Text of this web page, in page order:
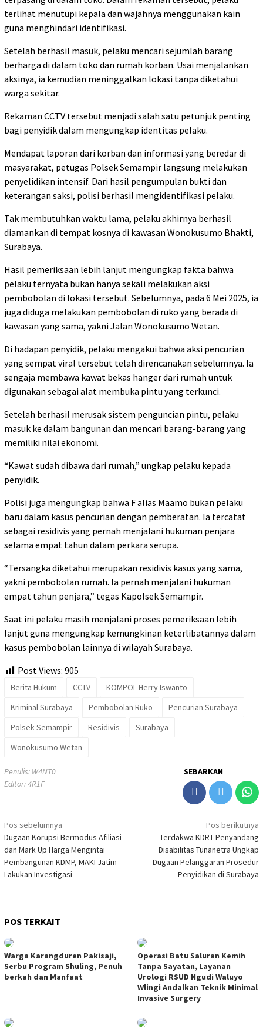
terlihat menutupi kepala dan wajahnya menggunakan kain
guna menghindari identifikasi.
Setelah berhasil masuk, pelaku mencari sejumlah barang
berharga di dalam toko dan rumah korban. Usai menjalankan
aksinya, ia kemudian meninggalkan lokasi tanpa diketahui
warga sekitar.
Rekaman CCTV tersebut menjadi salah satu petunjuk penting
bagi penyidik dalam mengungkap identitas pelaku.
Mendapat laporan dari korban dan informasi yang beredar di
masyarakat, petugas Polsek Semampir langsung melakukan
penyelidikan intensif. Dari hasil pengumpulan bukti dan
keterangan saksi, polisi berhasil mengidentifikasi pelaku.
Tak membutuhkan waktu lama, pelaku akhirnya berhasil
diamankan di tempat kosnya di kawasan Wonokusumo Bhakti,
Surabaya.
Hasil pemeriksaan lebih lanjut mengungkap fakta bahwa
pelaku ternyata bukan hanya sekali melakukan aksi
pembobolan di lokasi tersebut. Sebelumnya, pada 6 Mei 2025, ia
juga diduga melakukan pembobolan di ruko yang berada di
kawasan yang sama, yakni Jalan Wonokusumo Wetan.
Di hadapan penyidik, pelaku mengakui bahwa aksi pencurian
yang sempat viral tersebut telah direncanakan sebelumnya. Ia
sengaja membawa kawat bekas hanger dari rumah untuk
digunakan sebagai alat membuka pintu yang terkunci.
Setelah berhasil merusak sistem penguncian pintu, pelaku
masuk ke dalam bangunan dan mencari barang-barang yang
memiliki nilai ekonomi.
“Kawat sudah dibawa dari rumah,” ungkap pelaku kepada
penyidik.
Polisi juga mengungkap bahwa F alias Maamo bukan pelaku
baru dalam kasus pencurian dengan pemberatan. Ia tercatat
sebagai residivis yang pernah menjalani hukuman penjara
selama empat tahun dalam perkara serupa.
“Tersangka diketahui merupakan residivis kasus yang sama,
yakni pembobolan rumah. Ia pernah menjalani hukuman
empat tahun penjara,” tegas Kapolsek Semampir.
Saat ini pelaku masih menjalani proses pemeriksaan lebih
lanjut guna mengungkap kemungkinan keterlibatannya dalam
kasus pembobolan lainnya di wilayah Surabaya.
Post Views: 905
Berita Hukum CCTV
KOMPOL Herry Iswanto
Kriminal Surabaya
Pembobolan Ruko
Pencurian Surabaya
Polsek Semampir
Residivis
Surabaya
Wonokusumo Wetan
Penulis: W4NT0
Editor: 4R1F
SEBARKAN
Navigasi
pos
Pos sebelumnya
Dugaan Korupsi Bermodus Afiliasi
dan Mark Up Harga Mengintai
Pembangunan KDMP, MAKI Jatim
Lakukan Investigasi
Pos berikutnya
Terdakwa KDRT Penyandang
Disabilitas Tunanetra Ungkap
Dugaan Pelanggaran Prosedur
Penyidikan di Surabaya
POS TERKAIT
Warga Karangduren Pakisaji,
Serbu Program Shuling, Penuh
berkah dan Manfaat
Operasi Batu Saluran Kemih
Tanpa Sayatan, Layanan
Urologi RSUD Ngudi Waluyo
Wlingi Andalkan Teknik Minimal
Invasive Surgery